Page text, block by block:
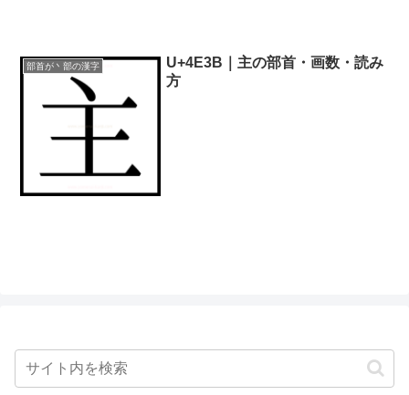
部首が丶部の漢字
U+4E3B｜主の部首・画数・読み
方